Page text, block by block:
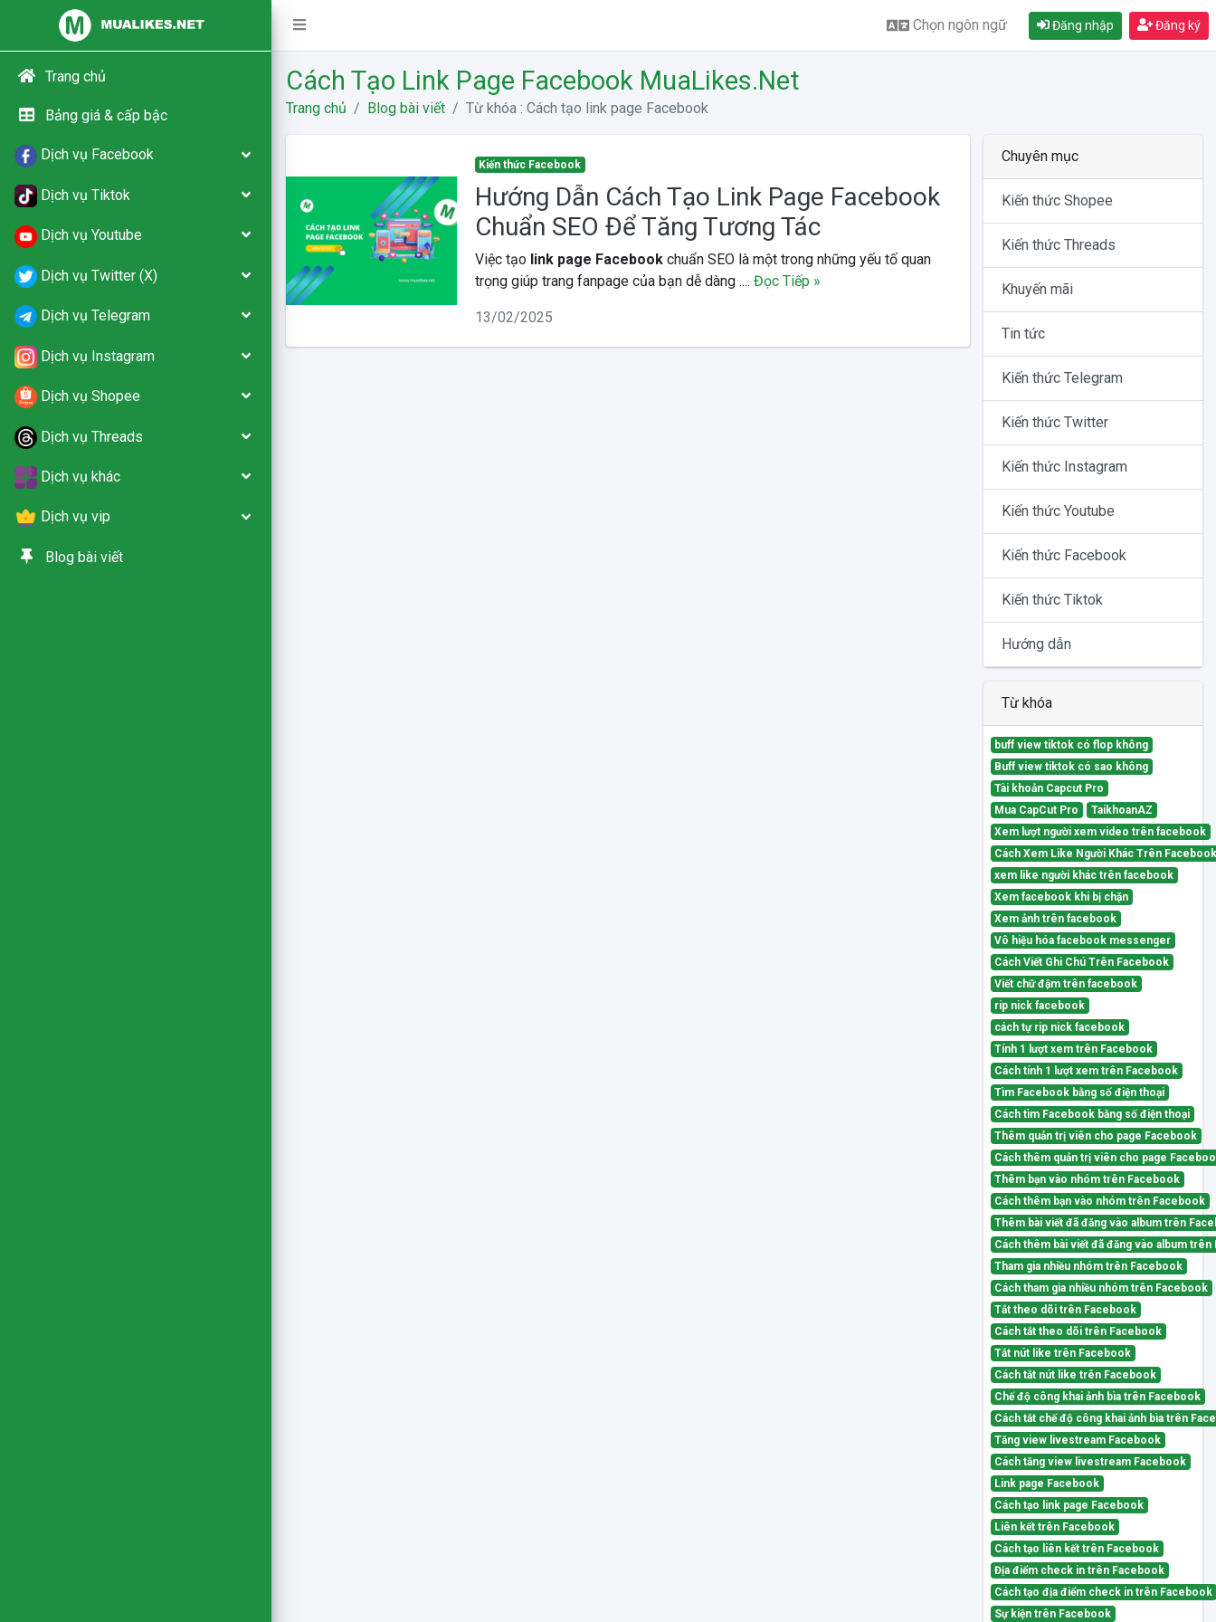
Chọn ngôn ngữ Đăng nhập Đăng ký
Trang chủ
Bảng giá & cấp bậc
Dịch vụ Facebook
Dịch vụ Tiktok
Dịch vụ Youtube
Dịch vụ Twitter (X)
Dịch vụ Telegram
Dịch vụ Instagram
Dịch vụ Shopee
Dịch vụ Threads
Dịch vụ khác
Dịch vụ vip
Blog bài viết
Cách Tạo Link Page Facebook MuaLikes.Net
Trang chủ Blog bài viết Từ khóa : Cách tạo link page Facebook
Kiến thức Facebook
Hướng Dẫn Cách Tạo Link Page Facebook
Chuẩn SEO Để Tăng Tương Tác
Việc tạo link page Facebookchuẩn SEO là một trong những yếu tố quan
trọng giúp trang fanpage của bạn dễ dàng .... Đọc Tiếp »
13/02/2025
Chuyên mục
Kiến thức Shopee
Kiến thức Threads
Khuyến mãi
Tin tức
Kiến thức Telegram
Kiến thức Twitter
Kiến thức Instagram
Kiến thức Youtube
Kiến thức Facebook
Kiến thức Tiktok
Hướng dẫn
Từ khóa
buff view tiktok có flop không
Buff view tiktok có sao không
Tài khoản Capcut Pro
Mua CapCut Pro
TaikhoanAZ
Xem lượt người xem video trên facebook
Cách Xem Like Người Khác Trên
xem like người khác trên facebook
Xem facebook khi bị chặn
Xem ảnh trên facebook
Vô hiệu hóa facebook messenger
Cách Viết Ghi Chú Trên Facebook
Viết chữ đậm trên facebook
rip nick facebook
cách tự rip nick facebook
Tính 1 lượt xem trên Facebook
Cách tính 1 lượt xem trên Facebook
Tìm Facebook bằng số điện thoại
Cách tìm Facebook bằng số điện thoại
Thêm quản trị viên cho page Facebook
Cách thêm quản trị viên cho page
Thêm bạn vào nhóm trên Facebook
Cách thêm bạn vào nhóm trên Facebook
Thêm bài viết đã đăng vào album trên
Cách thêm bài viết đã đăng vào album
Tham gia nhiều nhóm trên Facebook
Cách tham gia nhiều nhóm trên Facebook
Tắt theo dõi trên Facebook
Cách tắt theo dõi trên Facebook
Tắt nút like trên Facebook
Cách tắt nút like trên Facebook
Chế độ công khai ảnh bìa trên Facebook
Cách tắt chế độ công khai ảnh bìa trên
Tăng view livestream Facebook
Cách tăng view livestream Facebook
Link page Facebook
Cách tạo link page Facebook
Liên kết trên Facebook
Cách tạo liên kết trên Facebook
Địa điểm check in trên Facebook
Cách tạo địa điểm check in trên Facebook
Sự kiện trên Facebook